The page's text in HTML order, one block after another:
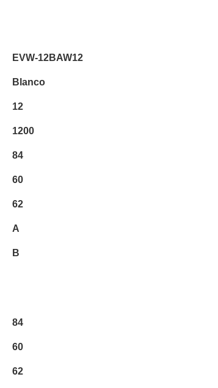
EVW-12BAW12
Blanco
12
1200
84
60
62
A
B
84
60
62